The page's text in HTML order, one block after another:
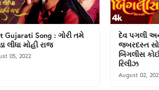
Gujarati Song : ગોરી તમે
લીધા મોહી રાજ
05, 2022
દેવ પગલી
જબરદસ્ત
બિંગલીસ
રિલીઝ
August 02,